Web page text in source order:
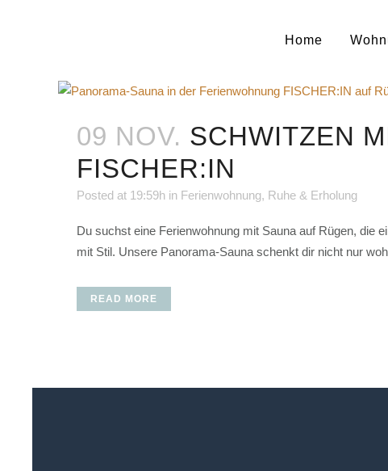
Home
09 NOV. SCHWITZEN
FISCHER:IN
Posted at 19:59h in Ferienwohnung, Ruhe & Erholung
Du suchst eine Ferienwohnung mit Sauna auf Rügen, die
mit Stil. Unsere Panorama-Sauna schenkt dir nicht nur
READ MORE